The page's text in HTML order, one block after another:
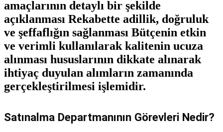
amaçlarının detaylı bir şekilde
açıklanması Rekabette adillik, doğruluk
ve şeffaflığın sağlanması Bütçenin etkin
ve verimli kullanılarak kalitenin ucuza
alınması hususlarının dikkate alınarak
ihtiyaç duyulan alımların zamanında
gerçekleştirilmesi işlemidir.
Satınalma Departmanının Görevleri Nedir?